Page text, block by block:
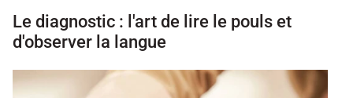
Le diagnostic : l'art de lire le pouls et
d'observer la langue